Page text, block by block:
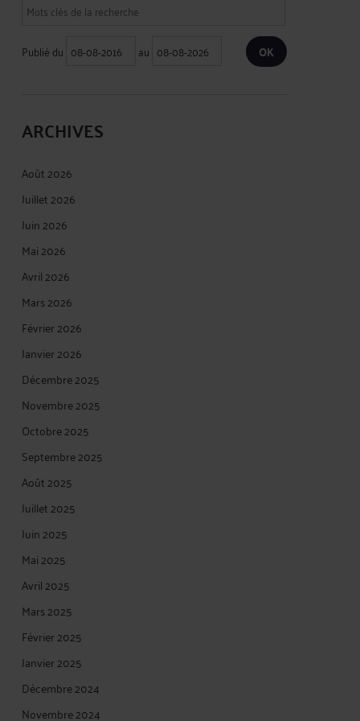
Publié du au
ARCHIVES
Août 2026
Juillet 2026
Juin 2026
Mai 2026
Avril 2026
Mars 2026
Février 2026
Janvier 2026
Décembre 2025
Novembre 2025
Octobre 2025
Septembre 2025
Août 2025
Juillet 2025
Juin 2025
Mai 2025
Avril 2025
Mars 2025
Février 2025
Janvier 2025
Décembre 2024
Novembre 2024